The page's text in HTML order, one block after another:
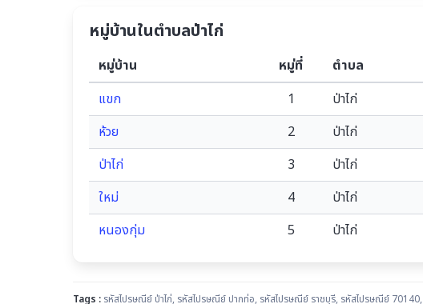
หมู่บ้านในตำบลป่าไก่
หมู่บ้าน หมู่ที่ ตำบล
แขก
1 ป่าไก่
ห้วย
2 ป่าไก่
ป่าไก่
3 ป่าไก่
ใหม่
4 ป่าไก่
หนองกุ่ม
5 ป่าไก่
Tags : รหัสไปรษณีย์ ป่าไก่, รหัสไปรษณีย์ ปากท่อ, รหัสไปรษณีย์ ราชบุรี, รหัสไปรษณีย์ 70140,